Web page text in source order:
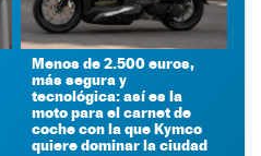
Menos de 2.500 euros,
más segura y
tecnológica: así es la
moto para el carnet de
coche con la que Kymco
quiere dominar la ciudad